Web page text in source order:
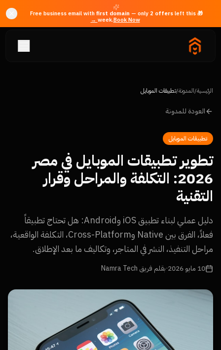
🎁 Free business email with
first domain — only 2 offersleft this
week.Book Now →
الرئيسية/المدونة/تطبيقات الموبايل
العودة للمدونة
تطبيقات الموبايل
تطوير تطبيقات الموبايل في مصر
2026: التكلفة والمراحل وقرار
التقنية
دليل عملي لبناء تطبيق iOS وAndroid: هل تحتاج تطبيقاً
فعلاً، الفرق بين Native وCross-Platform، التكلفة الواقعية،
مراحل التنفيذ، النشر في المتاجر، وتكاليف ما بعد الإطلاق.
10 مايو 2026 ·بقلم فريق Namra Tech